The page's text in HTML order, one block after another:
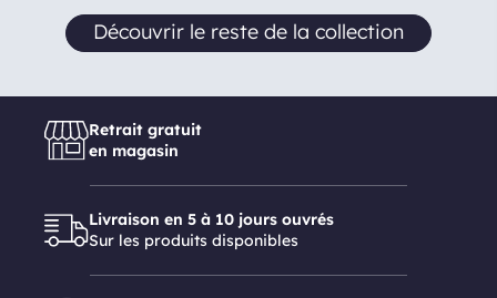
Découvrir le reste de la collection
Retrait gratuit
en magasin
Livraison en 5 à 10 jours ouvrés
Sur les produits disponibles